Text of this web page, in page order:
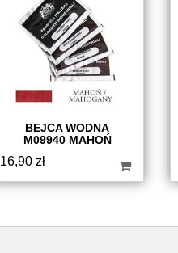
BEJCA WODNA
M09940 MAHOŃ
16,90 zł